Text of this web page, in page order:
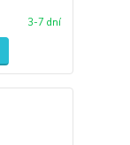
3-7 dní